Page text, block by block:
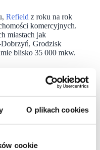
O plikach cookies
cookie
Refield z roku na rok
komercyjnych.
miastach jak
Grodzisk
blisko 35 000 mkw.
magiczną barierę
planuje
Ciechanowie
m.in. projekty
Lidzbarku
oraz Środzie